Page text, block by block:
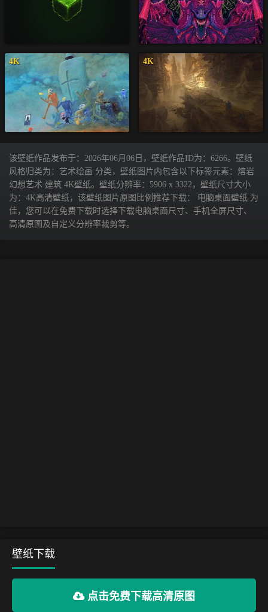
4K 4K
该壁纸作品发布于：2026年06月06日，壁纸作品ID为：6266。壁纸
风格归类为：艺术绘画 分类，壁纸图片内包含以下标签元素：熔岩
幻想艺术 建筑 4K壁纸。壁纸分辨率：5906 x 3322，壁纸尺寸大小
为：4K高清壁纸，该壁纸图片原图比例推荐下载： 电脑桌面壁纸 为
佳，您可以在免费下载时选择下载电脑桌面尺寸、手机全屏尺寸、
高清原图及自定义分辨率裁剪等。
壁纸下载
点击免费下载高清原图